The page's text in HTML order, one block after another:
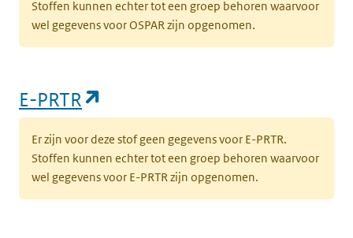
Stoffen kunnen echter tot een groep behoren waarvoor
wel gegevens voor OSPAR zijn opgenomen.
E-PRTR
Er zijn voor deze stof geen gegevens voor E-PRTR.
Stoffen kunnen echter tot een groep behoren waarvoor
wel gegevens voor E-PRTR zijn opgenomen.